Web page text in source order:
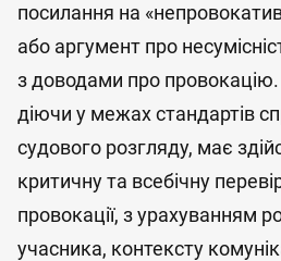
посилання на
або аргумент про
з доводами про
діючи у межах стандартів
судового розгляду, має
критичну та всебічну
провокації, з урахуванням
учасника, контексту